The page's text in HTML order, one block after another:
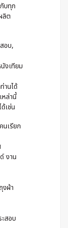
บทุก
ลิต
อบ,
งเทียม
านได้
หล่านี้
เช่น
นเรียก
งาน
งผ้า
สอบ